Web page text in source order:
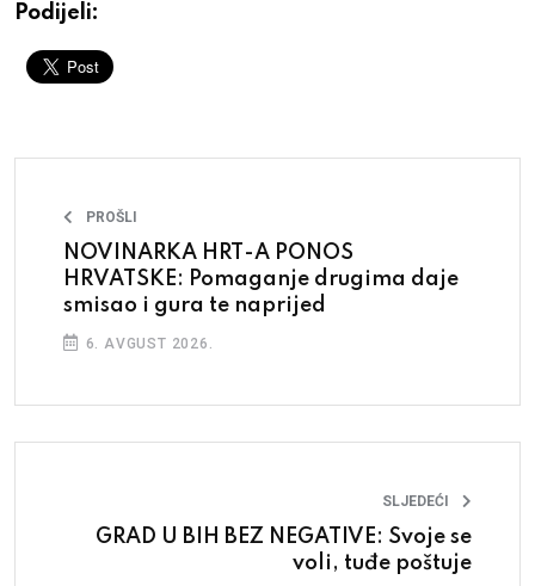
Podijeli:
PROŠLI
NOVINARKA HRT-A PONOS
HRVATSKE: Pomaganje drugima daje
smisao i gura te naprijed
6. AVGUST 2026.
SLJEDEĆI
GRAD U BIH BEZ NEGATIVE: Svoje se
voli, tuđe poštuje